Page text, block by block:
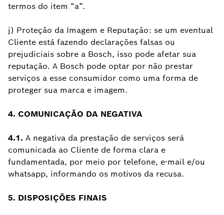
termos do item “a”.
j) Proteção da Imagem e Reputação: se um eventual
Cliente está fazendo declarações falsas ou
prejudiciais sobre a Bosch, isso pode afetar sua
reputação. A Bosch pode optar por não prestar
serviços a esse consumidor como uma forma de
proteger sua marca e imagem.
4. COMUNICAÇÃO DA NEGATIVA
4.1. A negativa da prestação de serviços será
comunicada ao Cliente de forma clara e
fundamentada, por meio por telefone, e-mail e/ou
whatsapp, informando os motivos da recusa.
5. DISPOSIÇÕES FINAIS